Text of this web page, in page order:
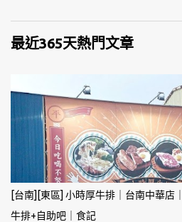
最近365天熱門文章
[台南][東區] 小時厚牛排｜台南中華店
牛排+自助吧｜食記